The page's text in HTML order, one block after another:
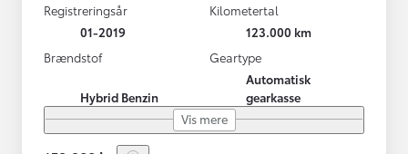
Registreringsår
01-2019
Kilometertal
123.000 km
Brændstof
Hybrid Benzin
Geartype
Automatisk
gearkasse
Vis mere